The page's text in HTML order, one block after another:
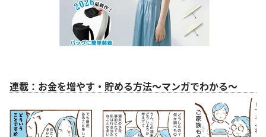
連載：お金を増やす・貯める方法～マンガでわかる～